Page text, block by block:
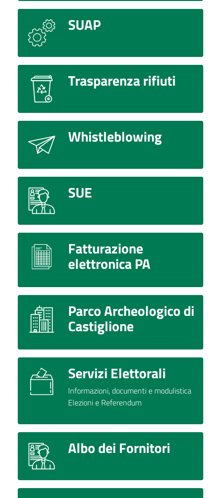
SUAP
Trasparenza rifiuti
Whistleblowing
SUE
Fatturazione
elettronica PA
Parco Archeologico di
Castiglione
Servizi Elettorali
Informazioni, documenti e modulistica
Elezioni e Referendum
Albo dei Fornitori